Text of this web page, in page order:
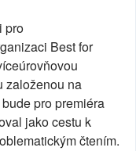
pro
Best for
založenou na
pro premiéra
jako cestu k
čtením.